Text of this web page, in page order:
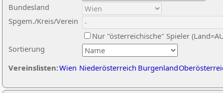
Sortierung
Bundesland
Spgem./Kreis/Verein
Nur "österreichische" Spieler
Vereinslisten:Wien Niederösterreich Burgenland